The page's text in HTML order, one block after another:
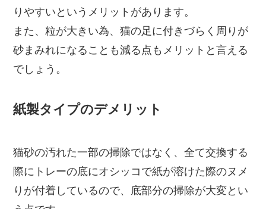
りやすいというメリットがあります。
また、粒が大きい為、猫の足に付きづらく周りが
砂まみれになることも減る点もメリットと言える
でしょう。
紙製タイプのデメリット
猫砂の汚れた一部の掃除ではなく、全て交換する
際にトレーの底にオシッコで紙が溶けた際のヌメ
りが付着しているので、底部分の掃除が大変とい